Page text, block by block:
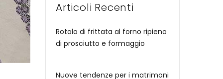
Articoli Recenti
Rotolo di frittata al forno ripieno
di prosciutto e formaggio
Nuove tendenze per i matrimoni